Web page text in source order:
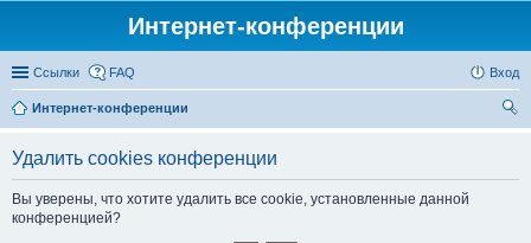
Интернет-конференции
Ссылки FAQ Вход
Интернет-конференции
Удалить cookies конференции
Вы уверены, что хотите удалить все cookie, установленные данной
конференцией?